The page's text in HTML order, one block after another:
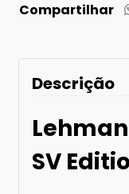
Compartilhar
Descrição
SV